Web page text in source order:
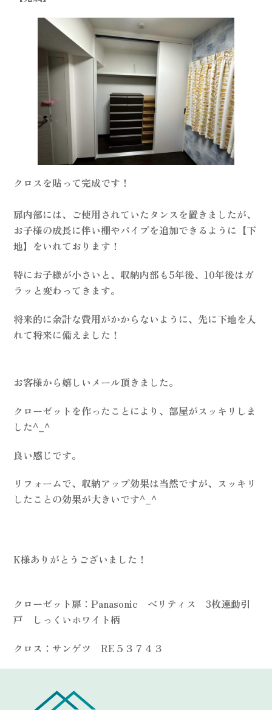
クロスを貼って完成です！
扉内部には、ご使用されていたタンスを置きましたが、
お子様の成長に伴い棚やパイプを追加できるように【下
地】をいれております！
特にお子様が小さいと、収納内部も5年後、10年後はガ
ラッと変わってきます。
将来的に余計な費用がかからないように、先に下地を入
れて将来に備えました！
お客様から嬉しいメール頂きました。
クローゼットを作ったことにより、部屋がスッキリしま
した^_^
良い感じです。
リフォームで、収納アップ効果は当然ですが、スッキリ
したことの効果が大きいです^_^
K様ありがとうございました！
クローゼット扉：Panasonic ベリティス 3枚連動引
戸 しっくいホワイト柄
クロス：サンゲツ RE５３７４３